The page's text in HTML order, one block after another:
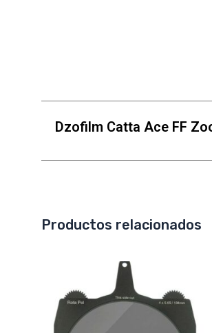
Dzofilm Catta Ace FF
Productos relacionados